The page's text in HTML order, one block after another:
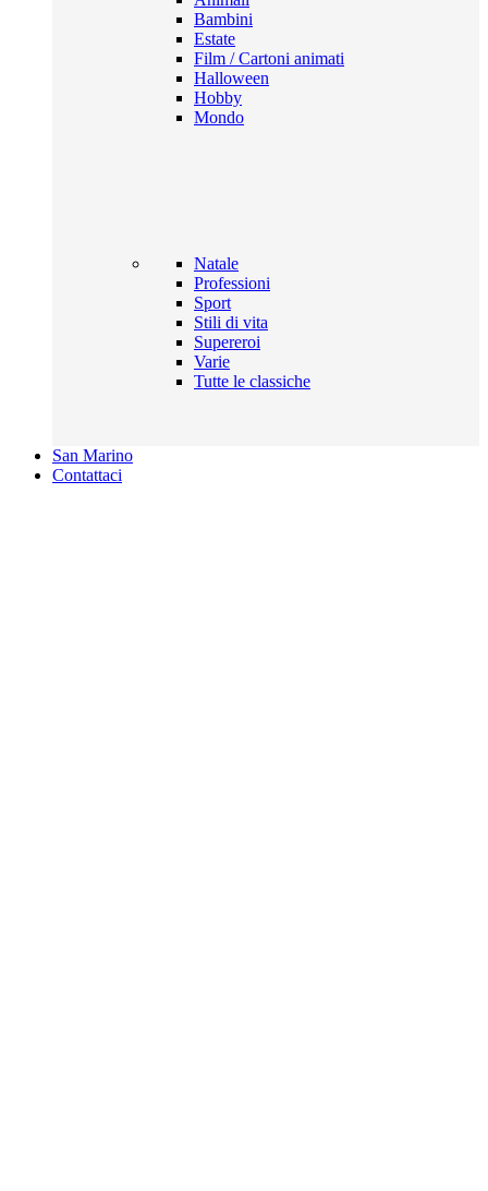
Bambini
Estate
Film / Cartoni animati
Halloween
Hobby
Mondo
Natale
Professioni
Sport
Stili di vita
Supereroi
Varie
Tutte le classiche
San Marino
Contattaci